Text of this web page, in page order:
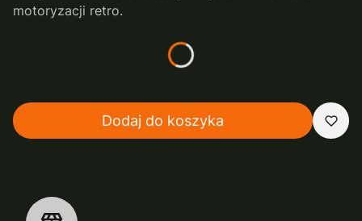
motoryzacji retro.
Dodaj do koszyka